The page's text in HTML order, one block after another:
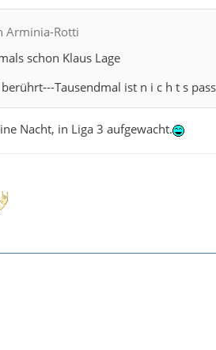
Arminia-Rotti
schon Klaus Lage
Tausendmal ist n i c h t s
Nacht, in Liga 3 aufgewacht.